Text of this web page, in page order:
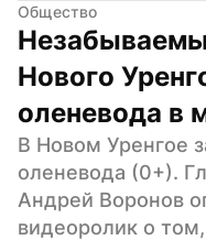
Общество
Нового
оленевода в
В Новом Уренгое
оленевода (0+).
Андрей Воронов
видеоролик о